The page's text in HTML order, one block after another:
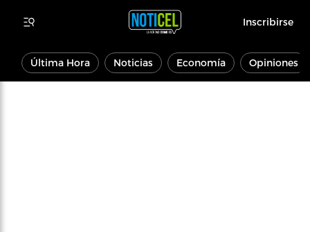
Inscribirse
Última Hora Noticias Economía Opiniones